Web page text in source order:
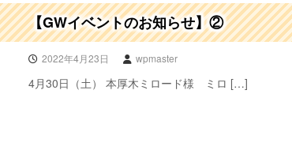
【GWイベントのお知らせ】②
2022年4月23日 wpmaster
4月30日（土） 本厚木ミロード様 ミロ […]